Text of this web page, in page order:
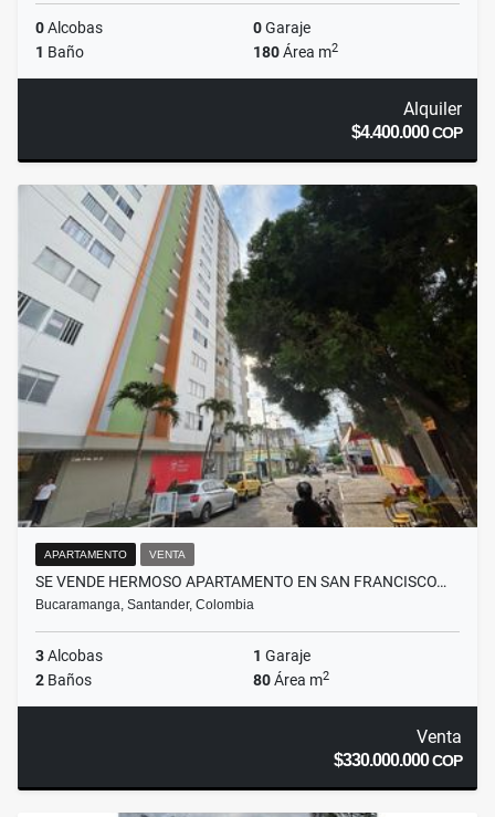
0Alcobas 0Garaje
1 Baño 180Área m2
Alquiler
$4.400.000COP
APARTAMENTO VENTA
SE VENDE HERMOSO APARTAMENTO EN SAN FRANCISCO…
Bucaramanga, Santander, Colombia
3Alcobas 1 Garaje
2 Baños 80Área m2
Venta
$330.000.000COP